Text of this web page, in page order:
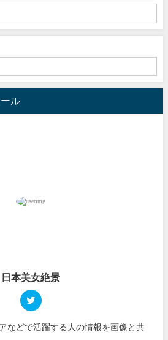
ル
日本美女絶景
などで活躍する人の情報を画像と共